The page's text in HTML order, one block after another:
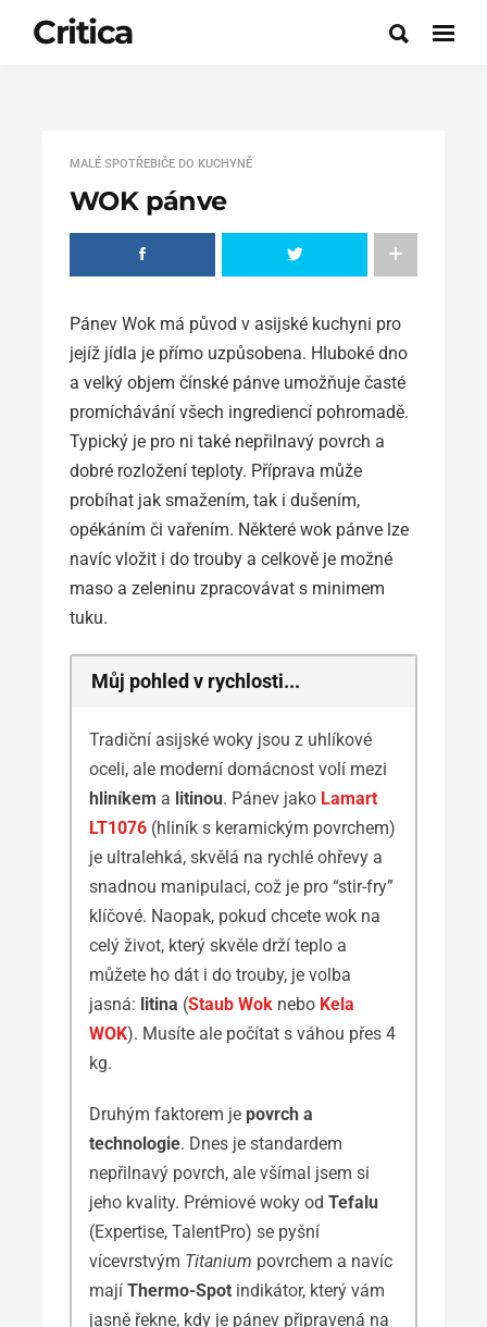
Critica
MALÉ SPOTŘEBIČE DO KUCHYNĚ
WOK pánve
Pánev Wok má původ v asijské kuchyni pro
jejíž jídla je přímo uzpůsobena. Hluboké dno
a velký objem čínské pánve umožňuje časté
promíchávání všech ingrediencí pohromadě.
Typický je pro ni také nepřilnavý povrch a
dobré rozložení teploty. Příprava může
probíhat jak smažením, tak i dušením,
opékáním či vařením. Některé wok pánve lze
navíc vložit i do trouby a celkově je možné
maso a zeleninu zpracovávat s minimem
tuku.
Můj pohled v rychlosti...
Tradiční asijské woky jsou z uhlíkové
oceli, ale moderní domácnost volí mezi
hliníkem a litinou. Pánev jako Lamart
LT1076 (hliník s keramickým povrchem)
je ultralehká, skvělá na rychlé ohřevy a
snadnou manipulaci, což je pro “stir-fry”
klíčové. Naopak, pokud chcete wok na
celý život, který skvěle drží teplo a
můžete ho dát i do trouby, je volba
jasná: litina (Staub Wok nebo Kela
WOK). Musíte ale počítat s váhou přes 4
kg.
Druhým faktorem je povrch a
technologie. Dnes je standardem
nepřilnavý povrch, ale všímal jsem si
jeho kvality. Prémiové woky od Tefalu
(Expertise, TalentPro) se pyšní
vícevrstvým Titanium povrchem a navíc
mají Thermo-Spot indikátor, který vám
jasně řekne, kdy je pánev připravená na